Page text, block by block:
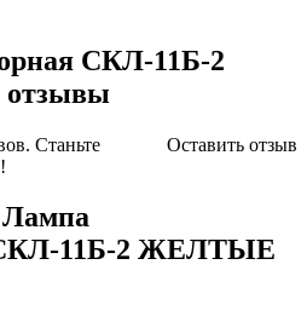
СКЛ-11Б-2
Оставить отзыв
Станьте
Лампа
СКЛ-11Б-2 ЖЕЛТЫЕ